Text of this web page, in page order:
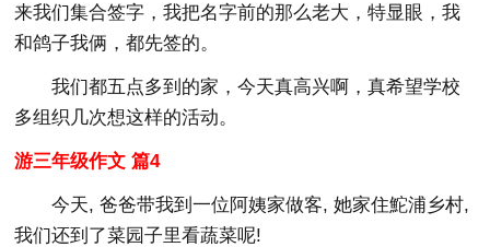
来我们集合签字，我把名字前的那么老大，特显眼，我
和鸽子我俩，都先签的。
我们都五点多到的家，今天真高兴啊，真希望学校
多组织几次想这样的活动。
游三年级作文 篇4
今天, 爸爸带我到一位阿姨家做客, 她家住鮀浦乡村,
我们还到了菜园子里看蔬菜呢!